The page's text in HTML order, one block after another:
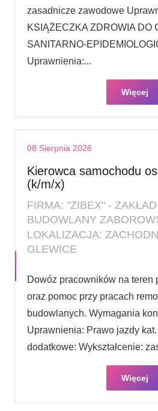
zasadnicze zawodowe
KSIĄŻECZKA ZDROWIA DO
SANITARNO-
Uprawnienia:...
Więcej
08 Sierpnia 2026
Kierowca samochodu
(k/m/x)
FIRMA: "ZIBEX" -
BUDOWLANY
LOKALIZACJA:
GLEWICE
Dowóz pracowników na teren
oraz pomoc przy pracach
budowlanych. Wymagania
Uprawnienia: Prawo jazdy
dodatkowe: Wykształcenie:
Więcej